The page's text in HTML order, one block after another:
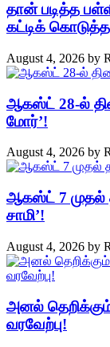
தான் படித்த
கட்டிக்
August 4, 2026 by
ஆகஸ்ட் 28-ல்
மோர்’!
August 4, 2026 by
ஆகஸ்ட் 7 முதல்
சாமி’!
August 4, 2026 by
அனல்
வரவேற்பு!